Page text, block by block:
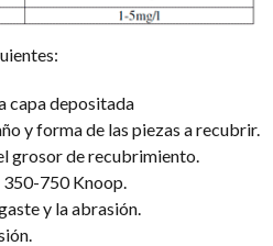
capa depositada
y forma de las piezas a recubrir.
grosor de recubrimiento.
350-750 Knoop.
y la abrasión.